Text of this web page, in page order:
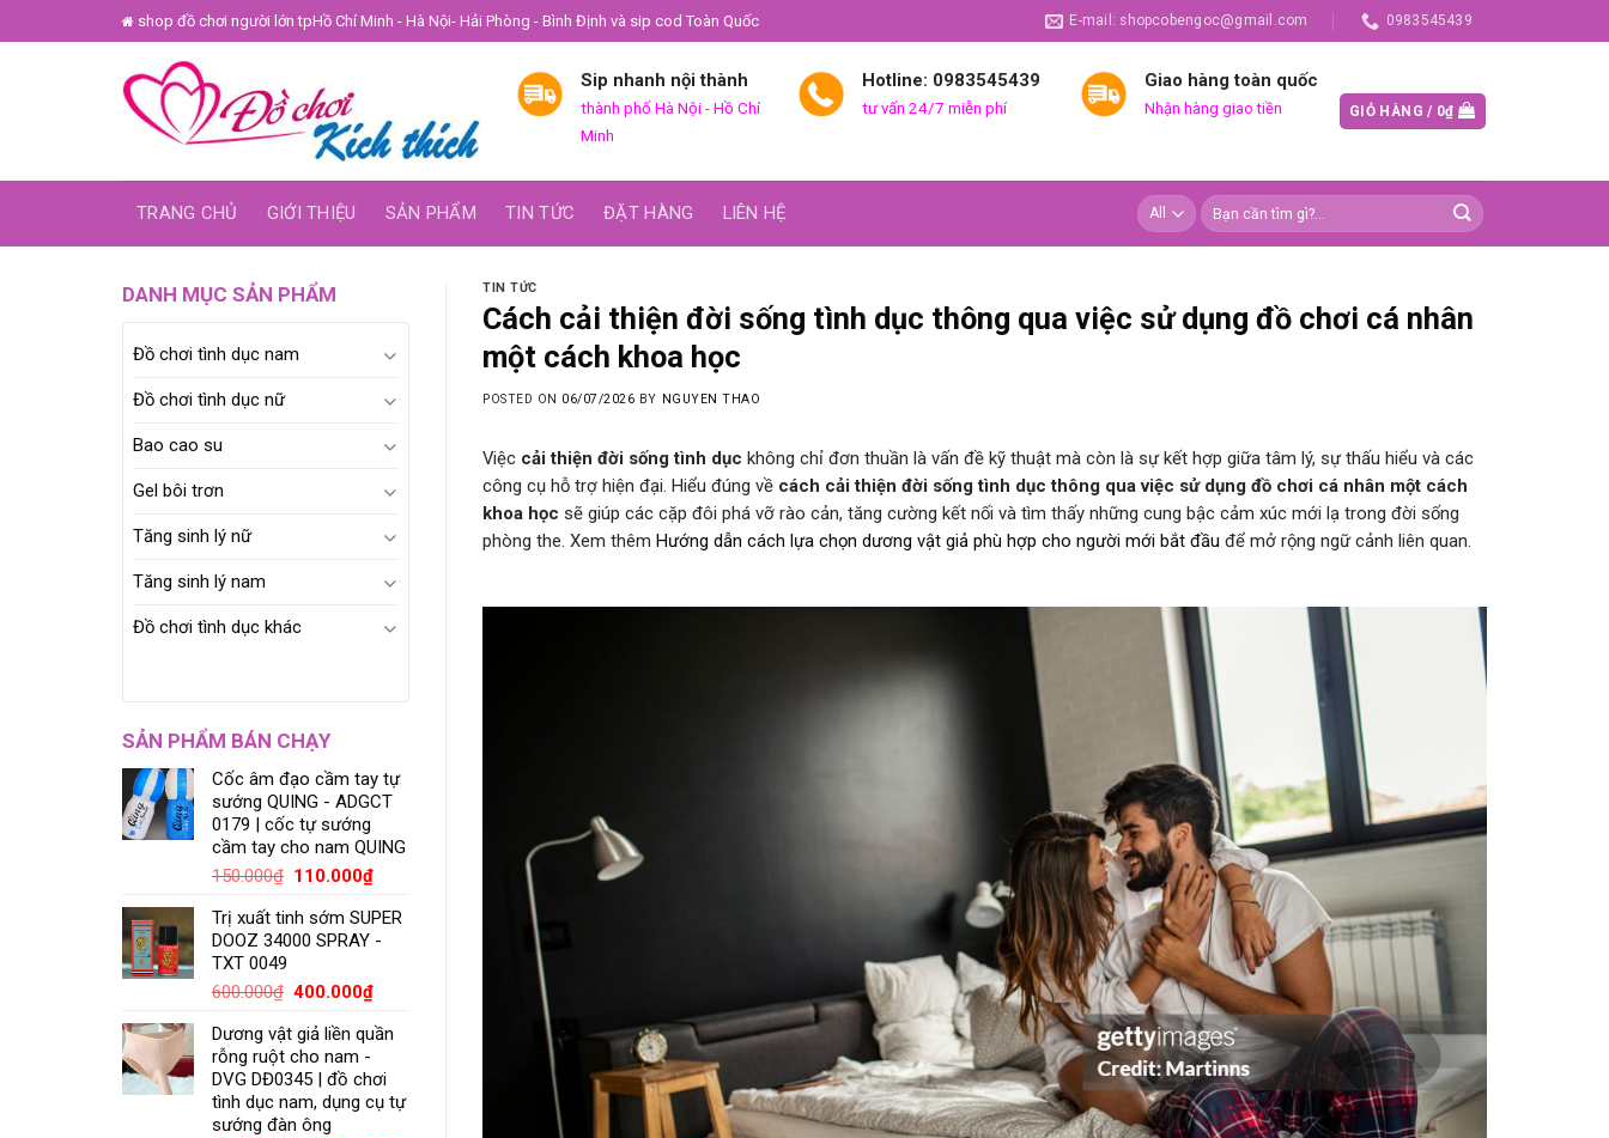
to
shop đồ chơi người lớn tpHồ Chí Minh - Hà Nội- Hải Phòng - Bình Định và sip cod Toàn Quốc E-mail: shopcobengoc@gmail.com 0983545439
Sip nhanh nội thành
thành phố Hà Nội - Hồ Chí
Minh
Hotline: 0983545439
tư vấn 24/7 miễn phí
Giao hàng toàn quốc
Nhận hàng giao tiền GIỎ HÀNG / 0₫
TRANG CHỦ GIỚI THIỆU SẢN PHẨM TIN TỨC ĐẶT HÀNG LIÊN HỆ
DANH MỤC SẢN PHẨM
Đồ chơi tình dục nam
Đồ chơi tình dục nữ
Bao cao su
Gel bôi trơn
Tăng sinh lý nữ
Tăng sinh lý nam
Đồ chơi tình dục khác
SẢN PHẨM BÁN CHẠY
Cốc âm đạo cầm tay tự
sướng QUING - ADGCT
0179 | cốc tự sướng
cầm tay cho nam QUING
150.000₫ 110.000₫
Trị xuất tinh sớm SUPER
DOOZ 34000 SPRAY -
TXT 0049
600.000₫ 400.000₫
Dương vật giả liền quần
rỗng ruột cho nam -
DVG DĐ0345 | đồ chơi
tình dục nam, dụng cụ tự
sướng đàn ông
TIN TỨC
Cách cải thiện đời sống tình dục thông qua việc sử dụng đồ chơi cá nhân
một cách khoa học
POSTED ON 06/07/2026 BY NGUYEN THAO
Việc cải thiện đời sống tình dục không chỉ đơn thuần là vấn đề kỹ thuật mà còn là sự kết hợp giữa tâm lý, sự thấu hiểu và các
công cụ hỗ trợ hiện đại. Hiểu đúng về cách cải thiện đời sống tình dục thông qua việc sử dụng đồ chơi cá nhân một cách
khoa học sẽ giúp các cặp đôi phá vỡ rào cản, tăng cường kết nối và tìm thấy những cung bậc cảm xúc mới lạ trong đời sống
phòng the. Xem thêm Hướng dẫn cách lựa chọn dương vật giả phù hợp cho người mới bắt đầu để mở rộng ngữ cảnh liên quan.